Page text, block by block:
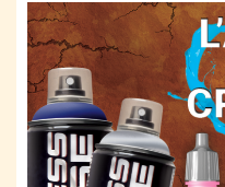
Actualités
Téléchargements
Techniques,
trucs et
astuces
Vidéos